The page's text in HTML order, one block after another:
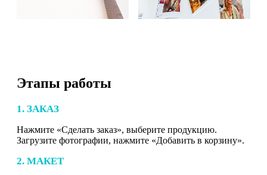
Этапы работы
1. ЗАКАЗ
Нажмите «Сделать заказ», выберите продукцию.
Загрузите фотографии, нажмите «Добавить в корзину».
2. МАКЕТ